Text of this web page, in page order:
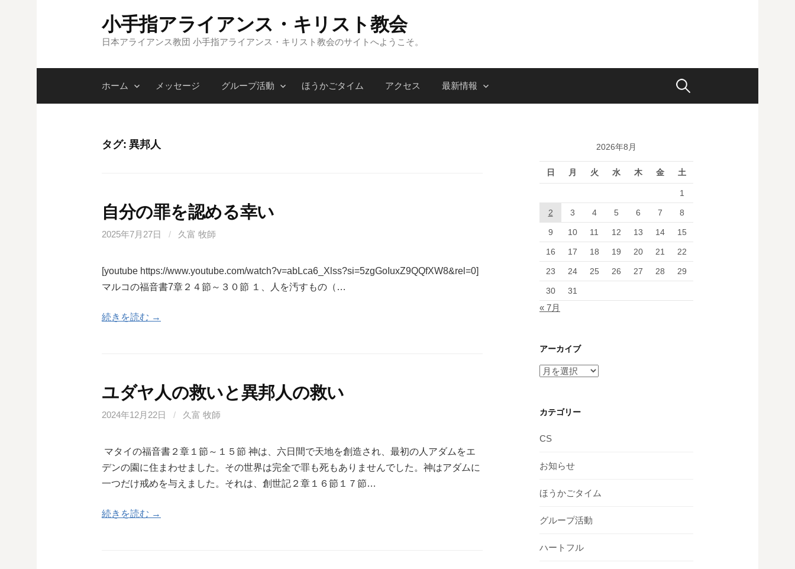
ツ
ス
小手指アライアンス・キリスト教会
日本アライアンス教団 小手指アライアンス・キリスト教会のサイトへようこそ。
ホーム メッセージ グループ活動 ほうかごタイム アクセス 最新情報 検
タグ:異邦人
自分の罪を認める幸い
2025年7月27日 / 久富 牧師
[youtube https://www.youtube.com/watch?v=abLca6_Xlss?si=5zgGoIuxZ9QQfXW8&rel=0]
マルコの福音書7章２４節～３０節 １、人を汚すもの（…
続きを読む →
ユダヤ人の救いと異邦人の救い
2024年12月22日 / 久富 牧師
マタイの福音書２章１節～１５節 神は、六日間で天地を創造され、最初の人アダムをエ
デンの園に住まわせました。その世界は完全で罪も死もありませんでした。神はアダムに
一つだけ戒めを与えました。それは、創世記２章１６節１７節…
続きを読む →
2026年8月
日 月 火 水 木 金 土
1
2 3 4 5 6 7 8
9 10 11 12 13 14 15
16 17 18 19 20 21 22
23 24 25 26 27 28 29
30 31
« 7月
アーカイブ
ア
イ
カテゴリー
CS
お知らせ
ほうかごタイム
グループ活動
ハートフル